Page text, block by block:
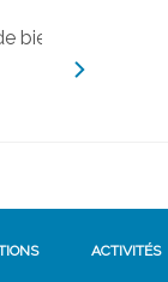
ACTIVITÉS